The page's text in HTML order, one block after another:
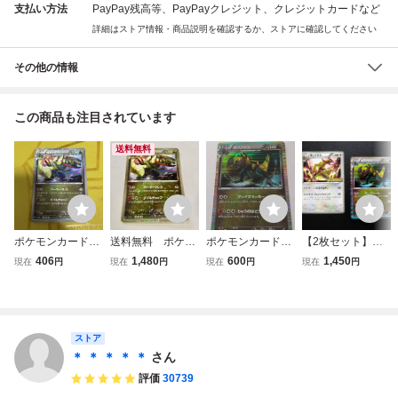
支払い方法 PayPay残高等、PayPayクレジット、クレジットカードなど
詳細はストア情報・商品説明を確認するか、ストアに確認してください
その他の情報
この商品も注目されています
ポケモンカード
オノノクス 121/
現在 406円
送料無料
送料無料 ポケモ
ンカード（57）
ルカード
現在 1,480円
ポケモンカード★
DS★オノノクス
現在 600円
【2枚セット】◆
オノノクス（BW-
現在 1,450円
ストア
＊ ＊ ＊ ＊ ＊ さん
評価 30739